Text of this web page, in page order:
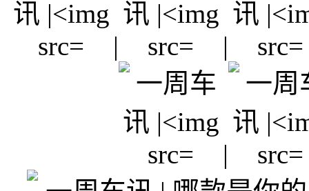
| |
|